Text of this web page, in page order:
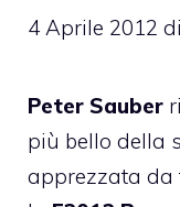
4 Aprile 2012 di
Peter Sauber
più bello della
apprezzata da